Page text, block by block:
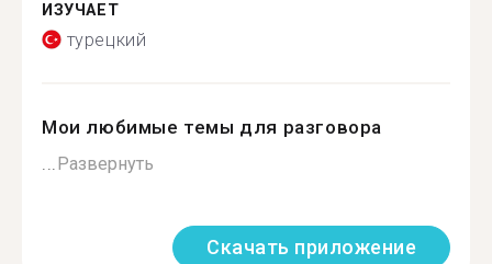
ИЗУЧАЕТ
турецкий
Мои любимые темы для разговора
Развернуть
Скачать приложение